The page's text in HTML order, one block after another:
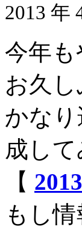
2013 年
今年
お久し
かな
成して
【
もし